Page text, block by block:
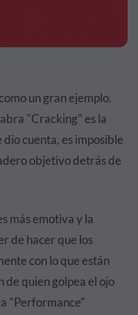
un gran ejemplo.
"Cracking" es la
dio cuenta, es imposible
objetivo detrás de
más emotiva y la
de hacer que los
con lo que están
de quien golpea el ojo
"Performance"